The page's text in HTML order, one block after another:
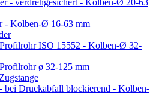
- verdrehgesichert - Kolben-Ø 20-63
- Kolben-Ø 16-63 mm
ISO 15552 - Kolben-Ø 32-
ø 32-125 mm
bei Druckabfall blockierend - Kolben-